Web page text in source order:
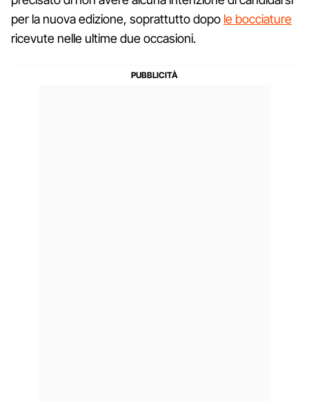
per la nuova edizione, soprattutto dopo le bocciature
ricevute nelle ultime due occasioni.